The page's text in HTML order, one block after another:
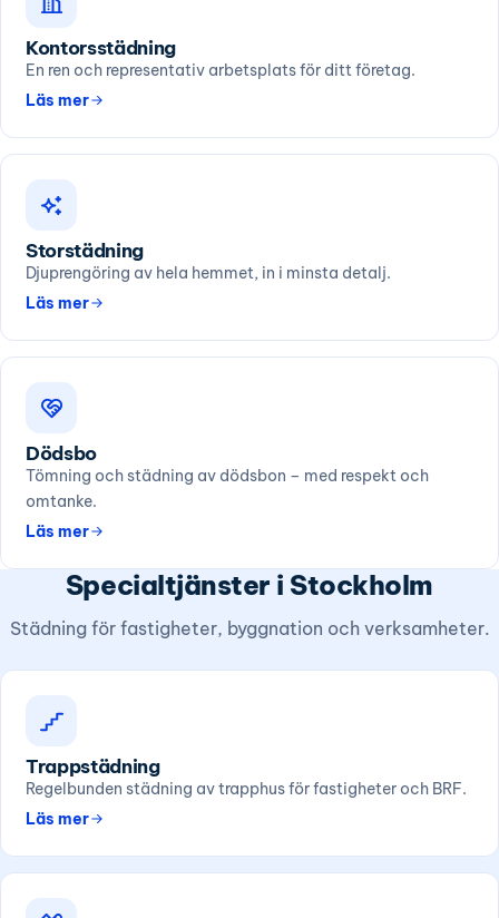
Kontorsstädning
En ren och representativ arbetsplats för ditt företag.
Läs mer
Storstädning
Djuprengöring av hela hemmet, in i minsta detalj.
Läs mer
Dödsbo
Tömning och städning av dödsbon – med respekt och
omtanke.
Läs mer
Specialtjänster i Stockholm
Städning för fastigheter, byggnation och verksamheter.
Trappstädning
Regelbunden städning av trapphus för fastigheter och BRF.
Läs mer